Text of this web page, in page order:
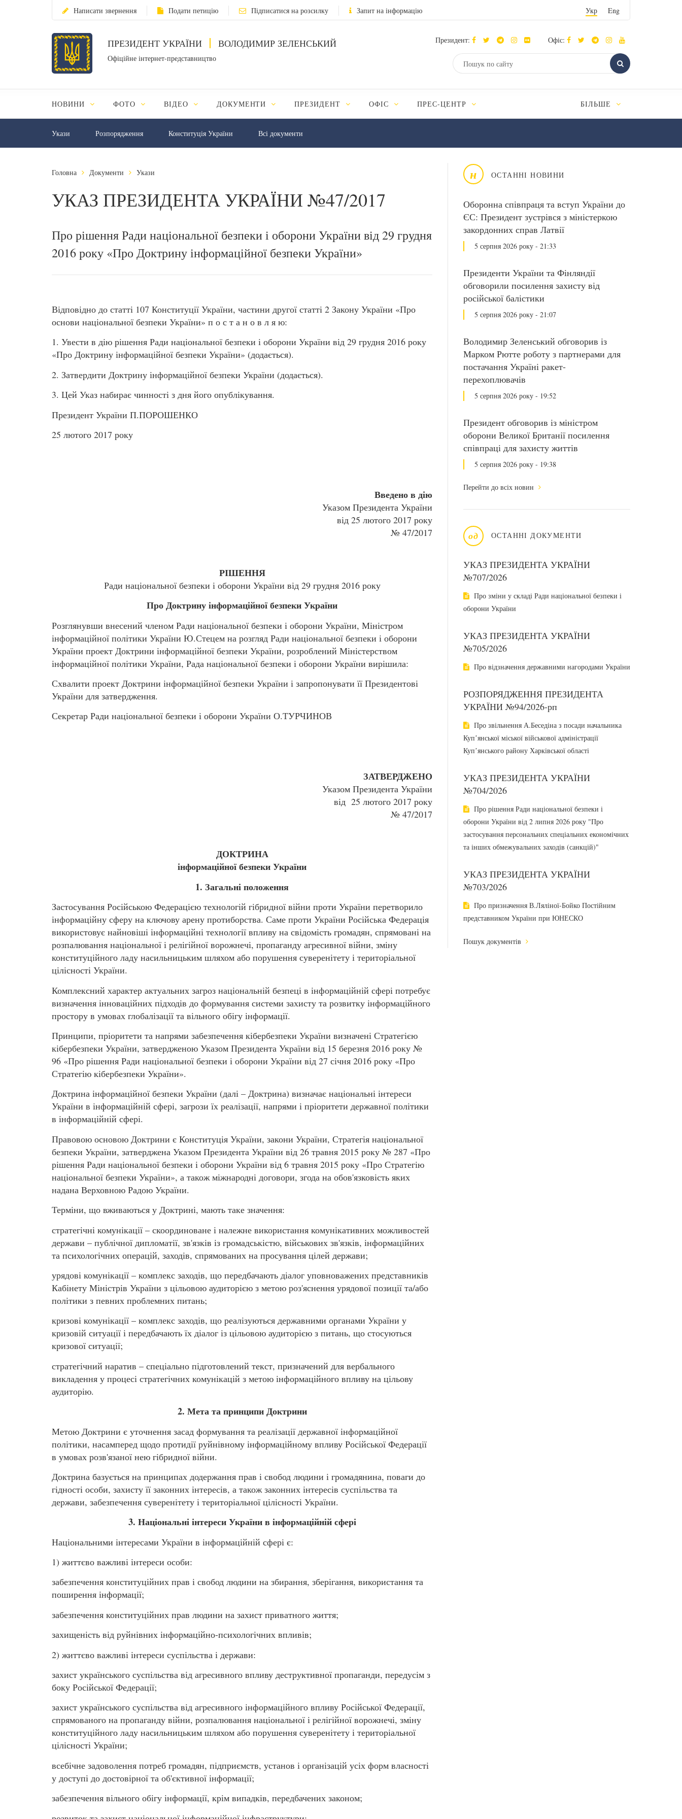
Написати звернення Подати петицію Підписатися на розсилку Запит на інформацію Укр Eng
ПРЕЗИДЕНТ УКРАЇНИ ВОЛОДИМИР ЗЕЛЕНСЬКИЙ
Офіційне інтернет-представництво
Президент: Офіс:
НОВИНИ ФОТО ВІДЕО ДОКУМЕНТИ ПРЕЗИДЕНТ ОФІС ПРЕС-ЦЕНТР БІЛЬШЕ
Укази Розпорядження Конституція України Всі документи
н ОСТАННІ НОВИНИ
Оборонна співпраця та вступ України до
ЄС: Президент зустрівся з міністеркою
закордонних справ Латвії
5 серпня 2026 року - 21:33
Президенти України та Фінляндії
обговорили посилення захисту від
російської балістики
5 серпня 2026 року - 21:07
Володимир Зеленський обговорив із
Марком Рютте роботу з партнерами для
постачання Україні ракет-
перехоплювачів
5 серпня 2026 року - 19:52
Президент обговорив із міністром
оборони Великої Британії посилення
співпраці для захисту життів
5 серпня 2026 року - 19:38
Перейти до всіх новин
од ОСТАННІ ДОКУМЕНТИ
УКАЗ ПРЕЗИДЕНТА УКРАЇНИ
№707/2026
Про зміни у складі Ради національної безпеки і
оборони України
УКАЗ ПРЕЗИДЕНТА УКРАЇНИ
№705/2026
Про відзначення державними нагородами України
РОЗПОРЯДЖЕННЯ ПРЕЗИДЕНТА
УКРАЇНИ №94/2026-рп
Про звільнення А.Беседіна з посади начальника
Купʼянської міської військової адміністрації
Купʼянського району Харківської області
УКАЗ ПРЕЗИДЕНТА УКРАЇНИ
№704/2026
Про рішення Ради національної безпеки і
оборони України від 2 липня 2026 року "Про
застосування персональних спеціальних економічних
та інших обмежувальних заходів (санкцій)"
УКАЗ ПРЕЗИДЕНТА УКРАЇНИ
№703/2026
Про призначення В.Ляліної-Бойко Постійним
представником України при ЮНЕСКО
Пошук документів
Головна Документи Укази
УКАЗ ПРЕЗИДЕНТА УКРАЇНИ №47/2017
Про рішення Ради національної безпеки і оборони України від 29 грудня
2016 року «Про Доктрину інформаційної безпеки України»
Відповідно до статті 107 Конституції України, частини другої статті 2 Закону України «Про
основи національної безпеки України» п о с т а н о в л я ю:
1. Увести в дію рішення Ради національної безпеки і оборони України від 29 грудня 2016 року
«Про Доктрину інформаційної безпеки України» (додається).
2. Затвердити Доктрину інформаційної безпеки України (додається).
3. Цей Указ набирає чинності з дня його опублікування.
Президент України П.ПОРОШЕНКО
25 лютого 2017 року
Введено в дію
Указом Президента України
від 25 лютого 2017 року
№ 47/2017
РІШЕННЯ
Ради національної безпеки і оборони України від 29 грудня 2016 року
Про Доктрину інформаційної безпеки України
Розглянувши внесений членом Ради національної безпеки і оборони України, Міністром
інформаційної політики України Ю.Стецем на розгляд Ради національної безпеки і оборони
України проект Доктрини інформаційної безпеки України, розроблений Міністерством
інформаційної політики України, Рада національної безпеки і оборони України вирішила:
Схвалити проект Доктрини інформаційної безпеки України і запропонувати її Президентові
України для затвердження.
Секретар Ради національної безпеки і оборони України О.ТУРЧИНОВ
ЗАТВЕРДЖЕНО
Указом Президента України
від 25 лютого 2017 року
№ 47/2017
ДОКТРИНА
інформаційної безпеки України
1. Загальні положення
Застосування Російською Федерацією технологій гібридної війни проти України перетворило
інформаційну сферу на ключову арену протиборства. Саме проти України Російська Федерація
використовує найновіші інформаційні технології впливу на свідомість громадян, спрямовані на
розпалювання національної і релігійної ворожнечі, пропаганду агресивної війни, зміну
конституційного ладу насильницьким шляхом або порушення суверенітету і територіальної
цілісності України.
Комплексний характер актуальних загроз національній безпеці в інформаційній сфері потребує
визначення інноваційних підходів до формування системи захисту та розвитку інформаційного
простору в умовах глобалізації та вільного обігу інформації.
Принципи, пріоритети та напрями забезпечення кібербезпеки України визначені Стратегією
кібербезпеки України, затвердженою Указом Президента України від 15 березня 2016 року №
96 «Про рішення Ради національної безпеки і оборони України від 27 січня 2016 року «Про
Стратегію кібербезпеки України».
Доктрина інформаційної безпеки України (далі – Доктрина) визначає національні інтереси
України в інформаційній сфері, загрози їх реалізації, напрями і пріоритети державної політики
в інформаційній сфері.
Правовою основою Доктрини є Конституція України, закони України, Стратегія національної
безпеки України, затверджена Указом Президента України від 26 травня 2015 року № 287 «Про
рішення Ради національної безпеки і оборони України від 6 травня 2015 року «Про Стратегію
національної безпеки України», а також міжнародні договори, згода на обов'язковість яких
надана Верховною Радою України.
Терміни, що вживаються у Доктрині, мають таке значення:
стратегічні комунікації – скоординоване і належне використання комунікативних можливостей
держави – публічної дипломатії, зв'язків із громадськістю, військових зв'язків, інформаційних
та психологічних операцій, заходів, спрямованих на просування цілей держави;
урядові комунікації – комплекс заходів, що передбачають діалог уповноважених представників
Кабінету Міністрів України з цільовою аудиторією з метою роз'яснення урядової позиції та/або
політики з певних проблемних питань;
кризові комунікації – комплекс заходів, що реалізуються державними органами України у
кризовій ситуації і передбачають їх діалог із цільовою аудиторією з питань, що стосуються
кризової ситуації;
стратегічний наратив – спеціально підготовлений текст, призначений для вербального
викладення у процесі стратегічних комунікацій з метою інформаційного впливу на цільову
аудиторію.
2. Мета та принципи Доктрини
Метою Доктрини є уточнення засад формування та реалізації державної інформаційної
політики, насамперед щодо протидії руйнівному інформаційному впливу Російської Федерації
в умовах розв'язаної нею гібридної війни.
Доктрина базується на принципах додержання прав і свобод людини і громадянина, поваги до
гідності особи, захисту її законних інтересів, а також законних інтересів суспільства та
держави, забезпечення суверенітету і територіальної цілісності України.
3. Національні інтереси України в інформаційній сфері
Національними інтересами України в інформаційній сфері є:
1) життєво важливі інтереси особи:
забезпечення конституційних прав і свобод людини на збирання, зберігання, використання та
поширення інформації;
забезпечення конституційних прав людини на захист приватного життя;
захищеність від руйнівних інформаційно-психологічних впливів;
2) життєво важливі інтереси суспільства і держави:
захист українського суспільства від агресивного впливу деструктивної пропаганди, передусім з
боку Російської Федерації;
захист українського суспільства від агресивного інформаційного впливу Російської Федерації,
спрямованого на пропаганду війни, розпалювання національної і релігійної ворожнечі, зміну
конституційного ладу насильницьким шляхом або порушення суверенітету і територіальної
цілісності України;
всебічне задоволення потреб громадян, підприємств, установ і організацій усіх форм власності
у доступі до достовірної та об'єктивної інформації;
забезпечення вільного обігу інформації, крім випадків, передбачених законом;